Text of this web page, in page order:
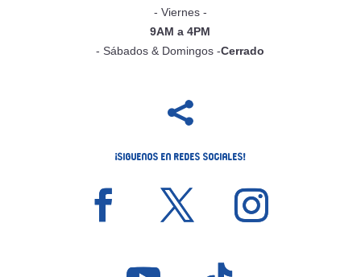
- Viernes -
9AM a 4PM
- Sábados & Domingos -Cerrado

¡Siguenos en Redes Sociales!